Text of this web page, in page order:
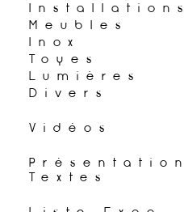
Installations
Meubles
Inox
Toyes
Lumières
Divers
Vidéos
Présentation
Textes